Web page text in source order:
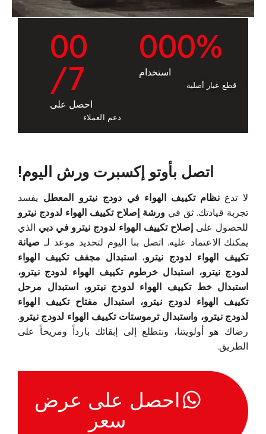
000%
استخدام
قطع غيار أصلية
00
/7
احصل على
دعم العملاء
اتصل بأوتو إكسبرت ورش اليوم!
لا تدعنظام تكييف الهواء في دودج نيترو المعطل يفسد
تجربة قيادتك. ثق في ورشة إصلاح تكييف الهواء لدودج نيترو
للحصول على إصلاح تكييف الهواء لدودج نيترو في دبي الذي
يمكنك الاعتماد عليه. اتصل بنا اليوم لتحديد موعد لـ صيانة
تكييف الهواء لدودج نيترو، استبدال مجفف تكييف الهواء
لدودج نيترو، استبدال خرطوم تكييف الهواء لدودج نيترو،
استبدال خط تكييف الهواء لدودج نيترو، استبدال مرحل
تكييف الهواء لدودج نيترو، استبدال مفتاح تكييف الهواء
لدودج نيترو، واستبدال ترموستات تكييف الهواء لدودج نيترو.
رضاك هو أولويتنا، ونتطلع إلى إبقائك بارداً ومريحاً على
الطريق.
احصل على عرض
سعر